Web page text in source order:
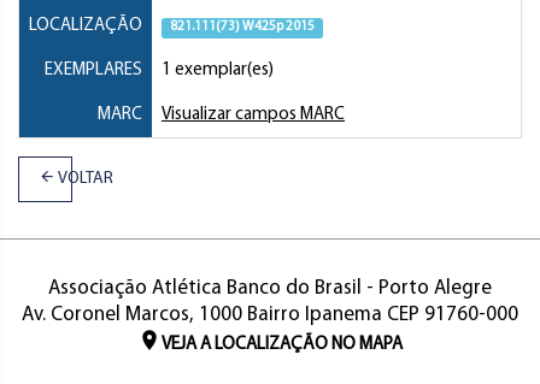
LOCALIZAÇÃO 821.111(73) W425p 2015
EXEMPLARES 1 exemplar(es)
MARC Visualizar campos MARC
VOLTAR
Associação Atlética Banco do Brasil - Porto Alegre
Av. Coronel Marcos, 1000 Bairro Ipanema CEP 91760-000
VEJA A LOCALIZAÇÃO NO MAPA